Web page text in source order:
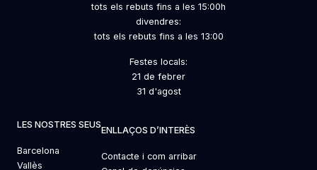
tots els rebuts fins a les 15:00h
divendres:
tots els rebuts fins a les 13:00
Festes locals:
21 de febrer
31 d'agost
LES NOSTRES SEUS
Barcelona
Vallès
ENLLAÇOS D’INTERÈS
Contacte i com arribar